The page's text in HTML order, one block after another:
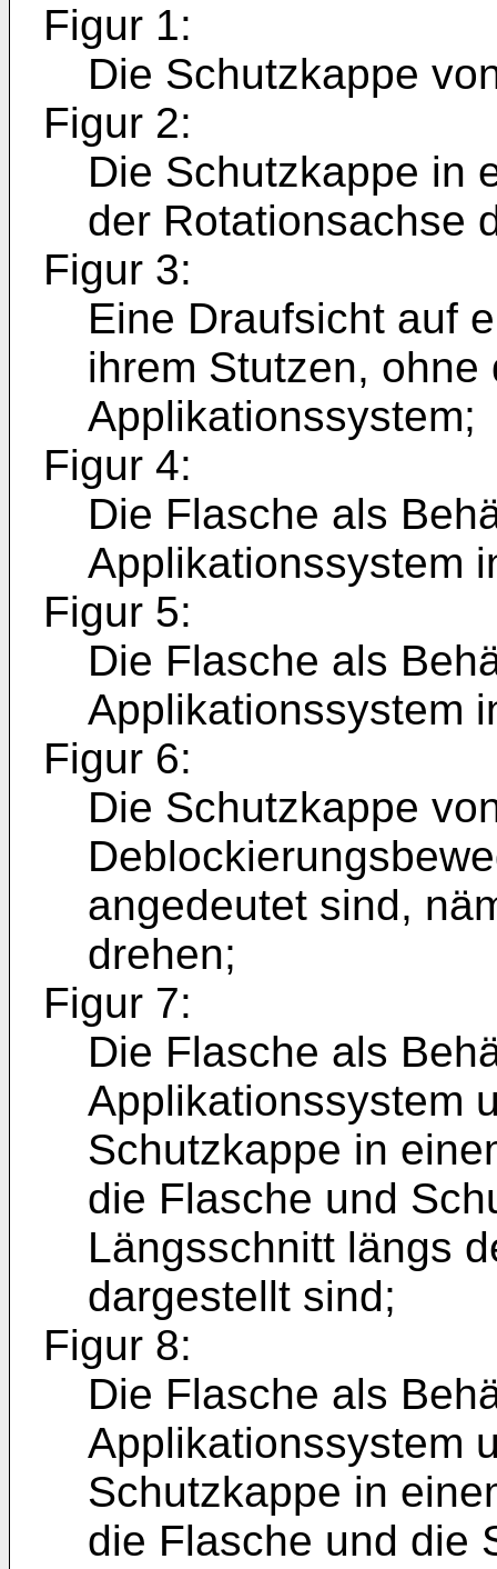
Figur 1:
Die Schutzkappe
Figur 2:
Die Schutzkappe in
der Rotationsachse
Figur 3:
Eine Draufsicht auf
ihrem Stutzen,
Applikationssystem;
Figur 4:
Die Flasche als
Applikationssystem
Figur 5:
Die Flasche als
Applikationssystem
Figur 6:
Die Schutzkappe
angedeutet sind,
drehen;
Figur 7:
Die Flasche als
Applikationssystem
Schutzkappe in
die Flasche und
Längsschnitt längs
dargestellt sind;
Figur 8:
Die Flasche als
Applikationssystem
Schutzkappe in
die Flasche und die